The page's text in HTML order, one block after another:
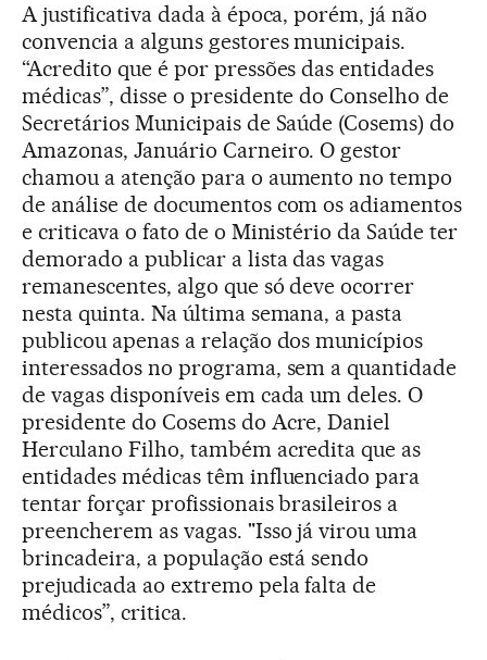
A justificativa dada à época, porém, já não
convencia a alguns gestores municipais.
“Acredito que é por pressões das entidades
médicas”, disse o presidente do Conselho de
Secretários Municipais de Saúde (Cosems) do
Amazonas, Januário Carneiro. O gestor
chamou a atenção para o aumento no tempo
de análise de documentos com os adiamentos
e criticava o fato de o Ministério da Saúde ter
demorado a publicar a lista das vagas
remanescentes, algo que só deve ocorrer
nesta quinta. Na última semana, a pasta
publicou apenas a relação dos municípios
interessados no programa, sem a quantidade
de vagas disponíveis em cada um deles. O
presidente do Cosems do Acre, Daniel
Herculano Filho, também acredita que as
entidades médicas têm influenciado para
tentar forçar profissionais brasileiros a
preencherem as vagas. "Isso já virou uma
brincadeira, a população está sendo
prejudicada ao extremo pela falta de
médicos”, critica.